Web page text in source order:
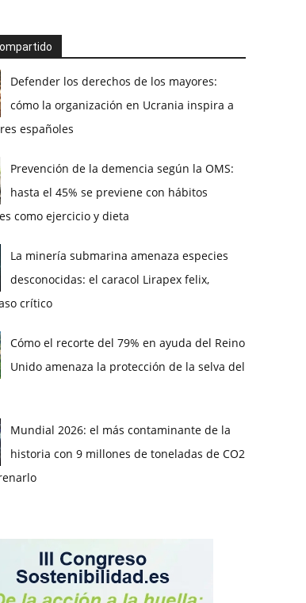
Defender los derechos de los mayores:
cómo la organización en Ucrania inspira a
españoles
Prevención de la demencia según la OMS:
hasta el 45% se previene con hábitos
como ejercicio y dieta
La minería submarina amenaza especies
desconocidas: el caracol Lirapex felix,
crítico
Cómo el recorte del 79% en ayuda del Reino
Unido amenaza la protección de la selva del
Mundial 2026: el más contaminante de la
historia con 9 millones de toneladas de CO2